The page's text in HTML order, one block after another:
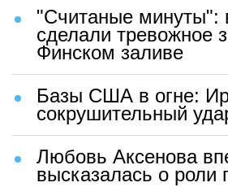
"Считаные минуты":
сделали тревожное
Финском заливе
Базы США в огне:
сокрушительный
Любовь Аксенова
высказалась о роли